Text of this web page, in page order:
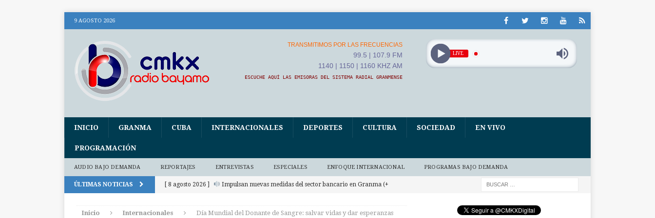
9 AGOSTO 2026
TRANSMITIMOS POR LAS FRECUENCIAS
99.5 | 107.9 FM
1140 | 1150 | 1160 KHZ AM
ESCUCHE AQUÍ LAS EMISORAS DEL SISTEMA RADIAL GRANMENSE
LIVE
INICIO GRANMA CUBA INTERNACIONALES DEPORTES CULTURA SOCIEDAD EN VIVO
PROGRAMACIÓN
AUDIO BAJO DEMANDA REPORTAJES ENTREVISTAS ESPECIALES ENFOQUE INTERNACIONAL PROGRAMAS BAJO DEMANDA
ÚLTIMAS NOTICIAS [ 8 agosto 2026 ] Impulsan nuevas medidas del sector bancario en Granma (+
Inicio Internacionales Día Mundial del Donante de Sangre: salvar vidas y dar esperanzas